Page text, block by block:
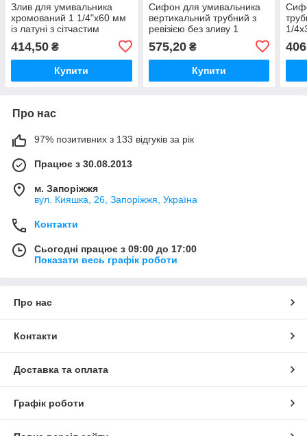
Злив для умивальника
хромований 1 1/4"x60 мм
із латуні з сітчастим
McALPINE
414,50 ₴
Купити
Сифон для умивальника
вертикальний трубний з
ревізією без зливу 1
1/4х32 мм HC3 McALPINE
575,20₴
Купити
1/
Про нас
97% позитивних з 133 відгуків за рік
Працює з 30.08.2013
м. Запоріжжя
вул. Кияшка, 26, Запоріжжя, Україна
Контакти
Сьогодні працює з 09:00 до 17:00
Показати весь графік роботи
Про нас
Контакти
Доставка та оплата
Графік роботи